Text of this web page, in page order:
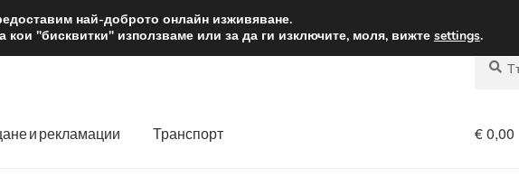
лв. Доставка по
и рекламации Транспорт €0,00
най-доброто онлайн изживяване.
"бисквитки" използваме или за да ги изключите, моля, вижте settings.